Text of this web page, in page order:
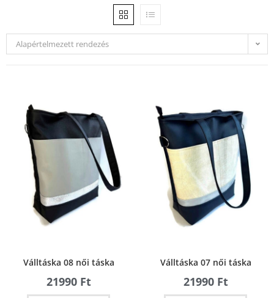
Alapértelmezett rendezés
Válltáska 08 női táska
21990 Ft
Válltáska 07 női táska
21990 Ft